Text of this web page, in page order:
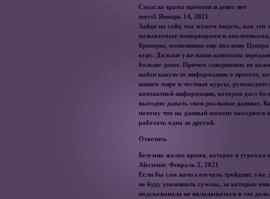
Смысла траты времени и денег нет
users1 Январь 14, 2021
Зайдя на сайт, мы можем видеть, как эти
называемые менеджерами и
брокеры, мошенники еще похлеще
курс. Дальше уже ваши контакты
больше денег. Причем совершенно не
найти какую-то информацию о проекте,
нашем мире и честные курсы,
контактной информации, которая даст
выгодно давать свои реальные данные.
потому что на данный момент находится
работать одна за другой.
Ответить
Безумно жалко время, которое я угрохал
Alecseinic Февраль 2, 2021
Если бы сам начал изучать трейдинг,
не буду упоминать суммы, за которые
подсказывала не вкладываться в это